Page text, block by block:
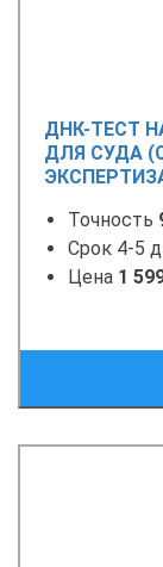
ДНК-ТЕСТ
ДЛЯ СУДА
Точность
Срок 4-5
Цена 1